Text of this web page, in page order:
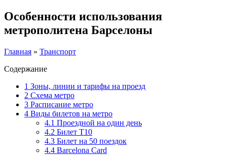
Особенности использования
метрополитена Барселоны
Главная » Транспорт
Содержание
1 Зоны, линии и тарифы на проезд
2 Схема метро
3 Расписание метро
4 Виды билетов на метро
4.1 Проездной на один день
4.2 Билет T10
4.3 Билет на 50 поездок
4.4 Barcelona Card